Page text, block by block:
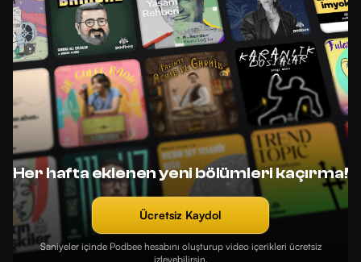
Her hafta eklenen yeni bölümleri kaçırma!
Ücretsiz Kaydol
Saniyeler içinde Podbee hesabını oluşturup video içerikleri ücretsiz
izleyebilirsin.